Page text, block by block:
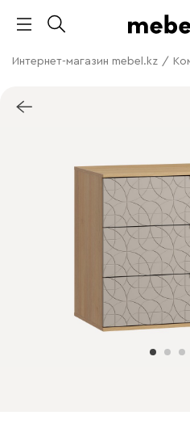
Интернет-магазин mebel.kz /